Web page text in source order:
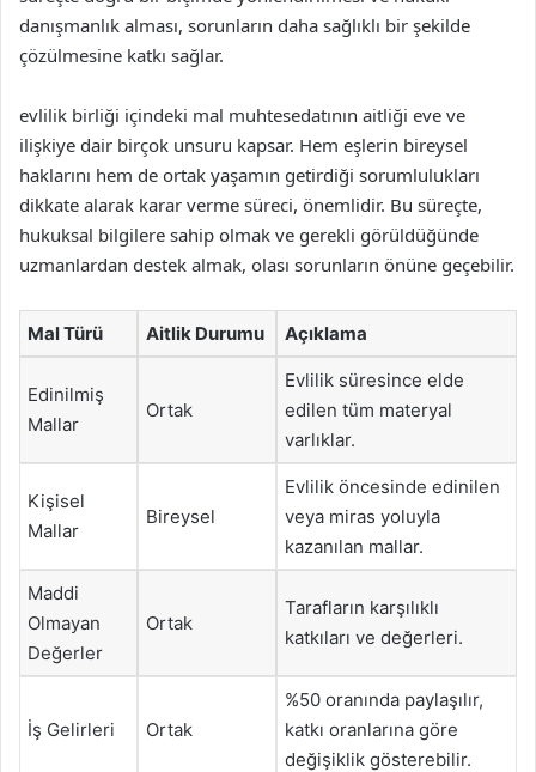
danışmanlık alması, sorunların daha sağlıklı bir şekilde
çözülmesine katkı sağlar.
evlilik birliği içindeki mal muhtesedatının aitliği eve ve
ilişkiye dair birçok unsuru kapsar. Hem eşlerin bireysel
haklarını hem de ortak yaşamın getirdiği sorumlulukları
dikkate alarak karar verme süreci, önemlidir. Bu süreçte,
hukuksal bilgilere sahip olmak ve gerekli görüldüğünde
uzmanlardan destek almak, olası sorunların önüne geçebilir.
Mal Türü Aitlik Durumu Açıklama
Edinilmiş
Mallar
Ortak
Evlilik süresince elde
edilen tüm materyal
varlıklar.
Kişisel
Mallar
Bireysel
Evlilik öncesinde edinilen
veya miras yoluyla
kazanılan mallar.
Maddi
Olmayan
Değerler
Ortak
Tarafların karşılıklı
katkıları ve değerleri.
İş Gelirleri Ortak
%50 oranında paylaşılır,
katkı oranlarına göre
değişiklik gösterebilir.